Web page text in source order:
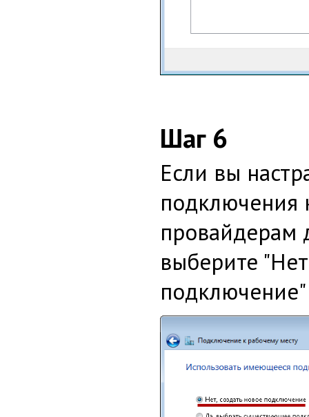
Шаг 6
Если вы
подключения
провайдерам
выберите
подключение"